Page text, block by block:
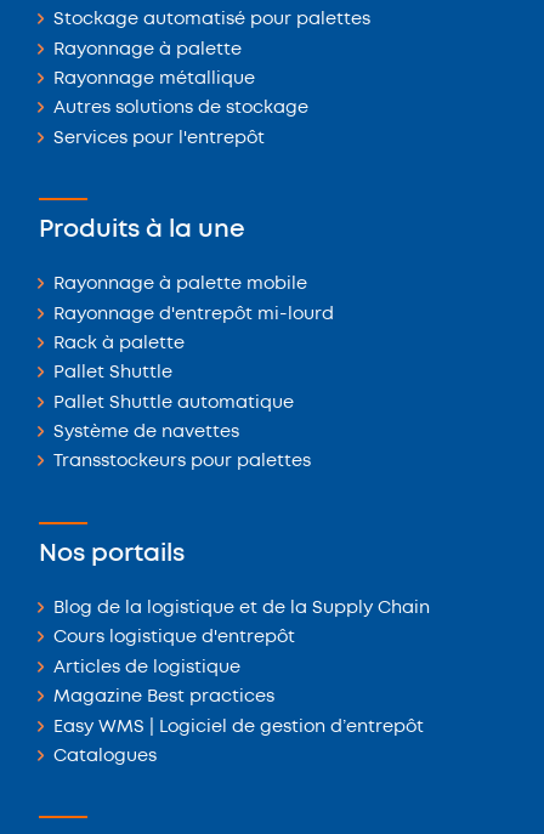
Stockage automatisé pour palettes
Rayonnage à palette
Rayonnage métallique
Autres solutions de stockage
Services pour l'entrepôt
Produits à la une
Rayonnage à palette mobile
Rayonnage d'entrepôt mi-lourd
Rack à palette
Pallet Shuttle
Pallet Shuttle automatique
Système de navettes
Transstockeurs pour palettes
Nos portails
Blog de la logistique et de la Supply Chain
Cours logistique d'entrepôt
Articles de logistique
Magazine Best practices
Easy WMS | Logiciel de gestion d’entrepôt
Catalogues